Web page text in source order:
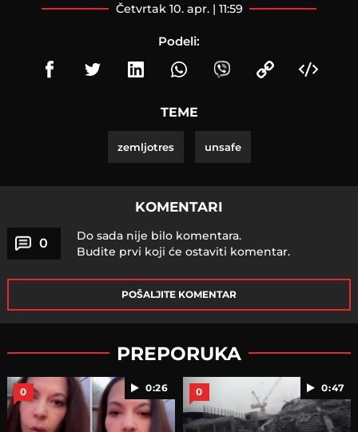
četvrtak 10. apr. | 11:59
Podeli:
TEME
zemljotres unsafe
KOMENTARI
0
Do sada nije bilo komentara.
Budite prvi koji će ostaviti komentar.
POŠALJITE KOMENTAR
PREPORUKA
0:26
0 0:47
0